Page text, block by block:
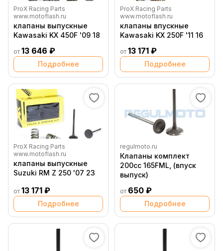
ProX Racing Parts
www.motoflash.ru
клапаны выпускные
Kawasaki KX 450F '09 18
от 13 646 ₽
Подробнее
ProX Racing Parts
www.motoflash.ru
клапаны впускные
Kawasaki KX 250F '11 16
от 13 171 ₽
Подробнее
ProX Racing Parts
www.motoflash.ru
клапаны выпускные
Suzuki RM Z 250 '07 23
от 13 171 ₽
Подробнее
regulmoto.ru
Клапаны комплект
200сс 165FML, (впуск
выпуск)
от 650 ₽
Подробнее